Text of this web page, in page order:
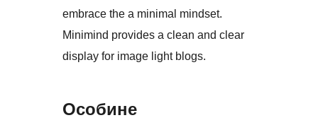
embrace the a minimal mindset.
Minimind provides a clean and clear
display for image light blogs.
Особине